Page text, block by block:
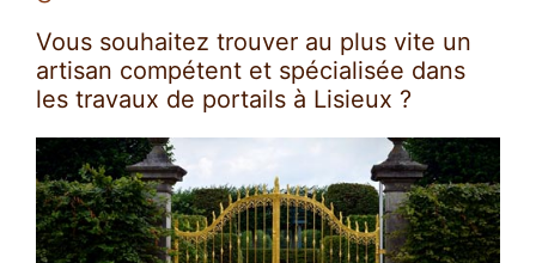
Vous souhaitez trouver au plus vite un
artisan compétent et spécialisée dans
les travaux de portails à Lisieux ?